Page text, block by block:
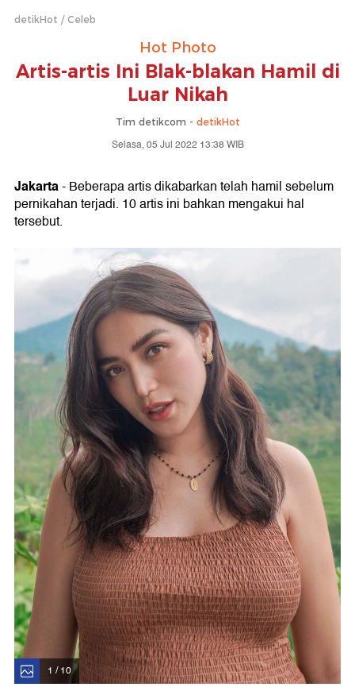
detikHot Celeb
Hot Photo
Artis-artis Ini Blak-blakan Hamil di
Luar Nikah
Tim detikcom - detikHot
Selasa, 05 Jul 2022 13:38 WIB
Jakarta- Beberapa artis dikabarkan telah hamil sebelum
pernikahan terjadi. 10 artis ini bahkan mengakui hal
tersebut.
1 / 10